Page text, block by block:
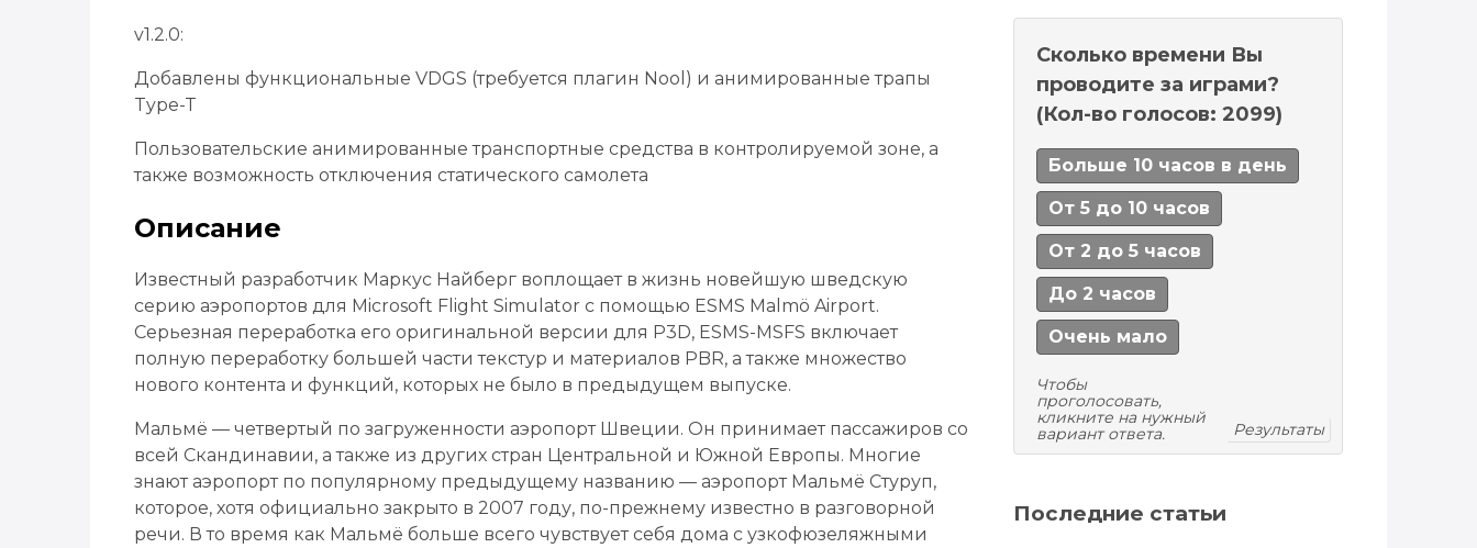
v1.2.0:
Добавлены функциональные VDGS (требуется плагин Nool) и анимированные трапы
Type-T
Пользовательские анимированные транспортные средства в контролируемой зоне, а
также возможность отключения статического самолета
Описание
Известный разработчик Маркус Найберг воплощает в жизнь новейшую шведскую
серию аэропортов для Microsoft Flight Simulator с помощью ESMS Malmö Airport.
Серьезная переработка его оригинальной версии для P3D, ESMS-MSFS включает
полную переработку большей части текстур и материалов PBR, а также множество
нового контента и функций, которых не было в предыдущем выпуске.
Мальмё — четвертый по загруженности аэропорт Швеции. Он принимает пассажиров со
всей Скандинавии, а также из других стран Центральной и Южной Европы. Многие
знают аэропорт по популярному предыдущему названию — аэропорт Мальмё Стуруп,
которое, хотя официально закрыто в 2007 году, по-прежнему известно в разговорной
речи. В то время как Мальмё больше всего чувствует себя дома с узкофюзеляжными
Сколько времени Вы
проводите за играми?
(Кол-во голосов: 2099)
Больше 10 часов в день
От 5 до 10 часов
От 2 до 5 часов
До 2 часов
Очень мало
Чтобы
проголосовать,
кликните на нужный
вариант ответа.
Результаты
Последние статьи